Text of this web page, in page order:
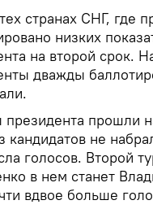
странах СНГ, где
низких
на второй срок.
дважды
прошли
кандидатов не
голосов. Второй
в нем станет
вдвое больше